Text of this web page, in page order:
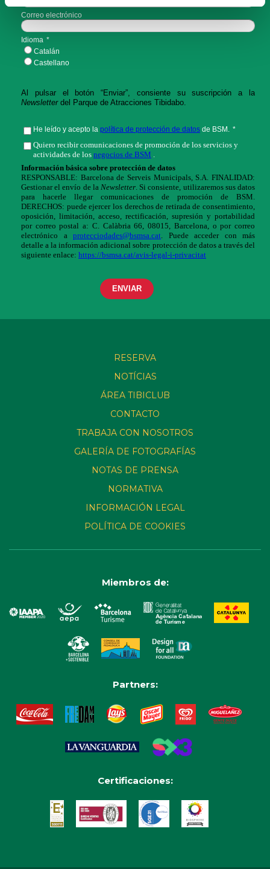
RESERVA
NOTÍCIAS
ÁREA TIBICLUB
CONTACTO
TRABAJA CON NOSOTROS
GALERÍA DE FOTOGRAFÍAS
NOTAS DE PRENSA
NORMATIVA
INFORMACIÓN LEGAL
POLÍTICA DE COOKIES
Miembros de:
Partners:
Certificaciones: